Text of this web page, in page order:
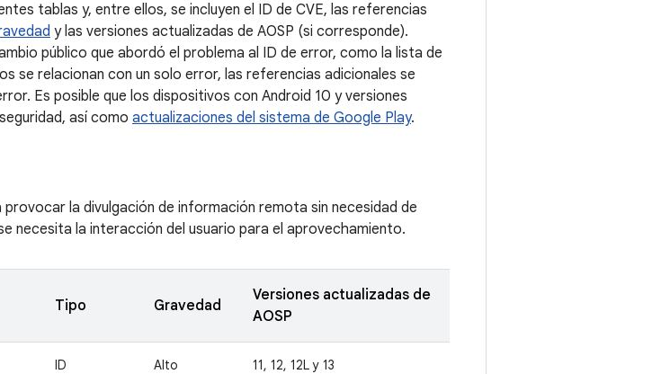
tablas y, entre ellos, se incluyen el ID de CVE, las referencias
y las versiones actualizadas de AOSP (si corresponde).
público que abordó el problema al ID de error, como la lista de
se relacionan con un solo error, las referencias adicionales se
Es posible que los dispositivos con Android 10 y versiones
así como actualizaciones del sistema de Google Play.
la divulgación de información remota sin necesidad de
necesita la interacción del usuario para el aprovechamiento.
Tipo Gravedad
Versiones actualizadas de
AOSP
ID Alto 11, 12, 12L y 13